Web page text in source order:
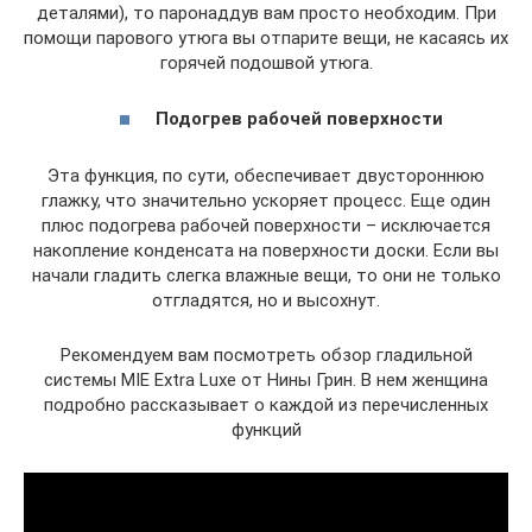
деталями), то паронаддув вам просто необходим. При
помощи парового утюга вы отпарите вещи, не касаясь их
горячей подошвой утюга.
Подогрев рабочей поверхности
Эта функция, по сути, обеспечивает двустороннюю
глажку, что значительно ускоряет процесс. Еще один
плюс подогрева рабочей поверхности – исключается
накопление конденсата на поверхности доски. Если вы
начали гладить слегка влажные вещи, то они не только
отгладятся, но и высохнут.
Рекомендуем вам посмотреть обзор гладильной
системы MIE Extra Luxe от Нины Грин. В нем женщина
подробно рассказывает о каждой из перечисленных
функций